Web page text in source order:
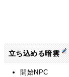
立ち込める暗雲
開始NPC